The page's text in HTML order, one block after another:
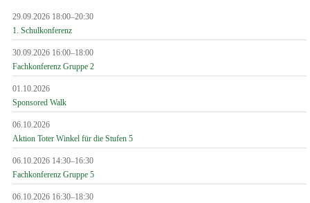
29.09.2026 18:00–20:30
1. Schulkonferenz
30.09.2026 16:00–18:00
Fachkonferenz Gruppe 2
01.10.2026
Sponsored Walk
06.10.2026
Aktion Toter Winkel für die Stufen 5
06.10.2026 14:30–16:30
Fachkonferenz Gruppe 5
06.10.2026 16:30–18:30